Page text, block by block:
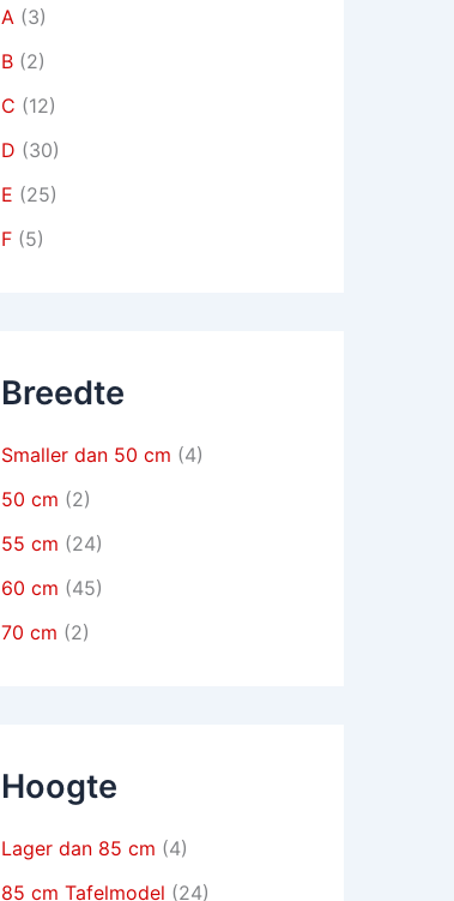
A (3)
B (2)
C (12)
D (30)
E (25)
F (5)
Breedte
Smaller dan 50 cm (4)
50 cm (2)
55 cm (24)
60 cm (45)
70 cm (2)
Hoogte
Lager dan 85 cm (4)
85 cm Tafelmodel (24)